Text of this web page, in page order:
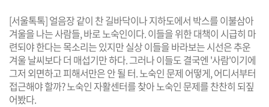
털 R
L
복
사
유
하
기
크
게
변
경
하
기
작
게
변
경
하
기
[서울톡톡] 얼음장 같이 찬 길바닥이나 지하도에서 박스를 이불삼아
겨울을 나는 사람들, 바로 노숙인이다. 이들을 위한 대책이 시급히 마
련되야 한다는 목소리는 있지만 실상 이들을 바라보는 시선은 추운
겨울 날씨보다 더 매섭기만 하다. 그러나 이들도 결국엔 '사람'이기에
그저 외면하고 피해서만은 안 될 터. 노숙인 문제 어떻게, 어디서부터
접근해야 할까? 노숙인 자활센터를 찾아 노숙인 문제를 찬찬히 되짚
어봤다.